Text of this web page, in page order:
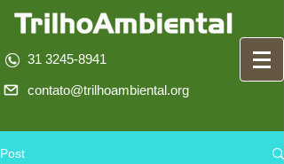
31 3245-8941
contato@trilhoambiental.org
Post